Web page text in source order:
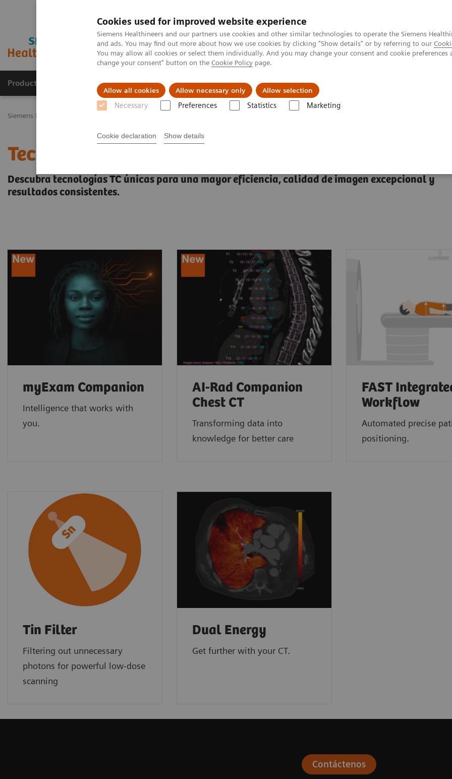
Cookies used for improved website experience
Siemens Healthineers and our partners use cookies and other similar technologies to operate the Siemens
and ads. You may find out more about how we use cookies by clicking "Show details" or by referring to our
You may allow all cookies or select them individually. And you may change your consent and cookie
change your consent" button on the Cookie Policy page.
Allow all cookies Allow necessary only Allow selection
Necessary Preferences Statistics Marketing
Cookie declaration Show details
Productos y servicios Especialidades Clínicas Servicios post venta
Siemens Healthineers Latinoamérica
Tecnologías y Novedades en TC
Descubra tecnologías TC únicas para una mayor eficiencia, calidad de imagen excepcional y
resultados consistentes.
myExam Companion
Intelligence that works with
you.
AI-Rad Companion
Chest CT
Transforming data into
knowledge for better care
FAST
Workflow
Automated precise
positioning.
Tin Filter
Filtering out unnecessary
photons for powerful low-dose
scanning
Dual Energy
Get further with your CT.
Contáctenos